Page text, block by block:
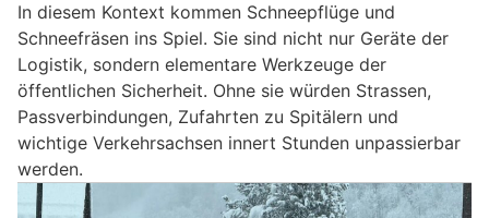
In diesem Kontext kommen Schneepflüge und
Schneefräsen ins Spiel. Sie sind nicht nur Geräte der
Logistik, sondern elementare Werkzeuge der
öffentlichen Sicherheit. Ohne sie würden Strassen,
Passverbindungen, Zufahrten zu Spitälern und
wichtige Verkehrsachsen innert Stunden unpassierbar
werden.